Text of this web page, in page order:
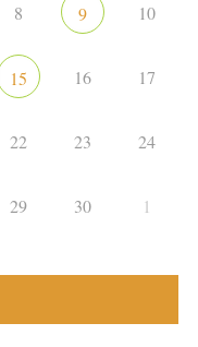
8 9 10
15 16 17
22 23 24
29 30 1